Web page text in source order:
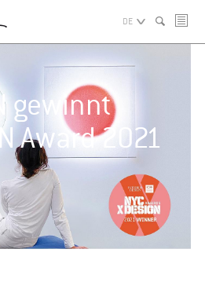
DE
gewinnt
Award 2021